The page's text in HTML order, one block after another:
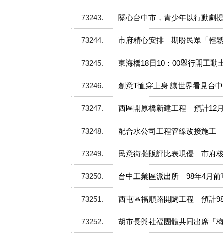
73243 關心台中市，青少年以行動
73244 市府精心安排 期盼民眾「輕
73245 東海橋18日10：00舉行開工動
73246 創意T恤穿上身 讓世界看見台中
73247 西區開原橋新建工程 預計12
73248 配合水公司工程管線改接施工
73249 民意街攤販評比表現優 市府
73250 台中工業區派出所 98年4月前
73251 西屯區福順路開闢工程 預計
73252 胡市長與社福團體共同出席「